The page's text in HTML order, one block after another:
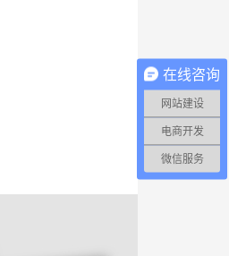
在线咨询
网站建设
电商开发
微信服务